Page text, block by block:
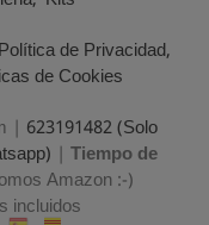
Política de Privacidad
de Cookies
| 623191482 (Solo
| Tiempo de
Amazon :-)
incluidos